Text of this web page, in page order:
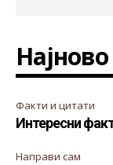
Најново
Факти и цитати
Интересни
Направи сам